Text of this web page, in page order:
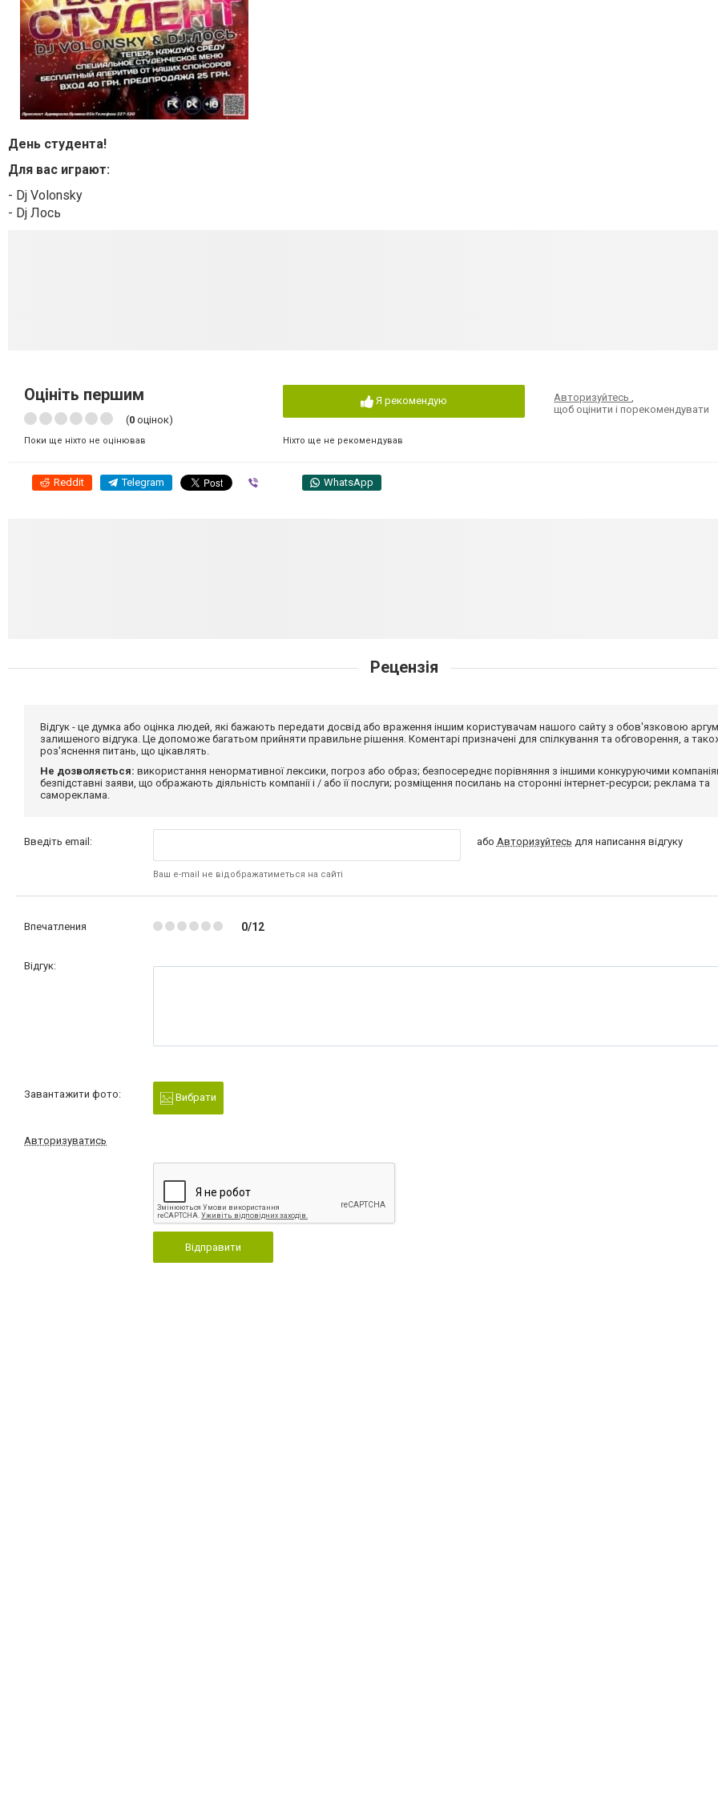
День студента!
Для вас играют:
- Dj Volonsky
- Dj Лось
Оцініть першим
(0 оцінок)
Поки ще ніхто не оцінював
Я рекомендую
Ніхто ще не рекомендував
Авторизуйтесь,
щоб оцінити і порекомендувати
Reddit Telegram WhatsApp
Рецензія
Відгук - це думка або оцінка людей, які бажають передати досвід або враження іншим користувачам нашого сайту з обов'язковою
залишеного відгука. Це допоможе багатьом прийняти правильне рішення. Коментарі призначені для спілкування та обговорення, а
роз'яснення питань, що цікавлять.
Не дозволяється: використання ненормативної лексики, погроз або образ; безпосереднє порівняння з іншими конкуруючими
безпідставні заяви, що ображають діяльність компанії і / або її послуги; розміщення посилань на сторонні інтернет-ресурси; реклама та
самореклама.
Введіть email:
Ваш e-mail не відображатиметься на сайті
або Авторизуйтесь для написання відгуку
Впечатления 0/12
Відгук:
Завантажити фото: Вибрати
Авторизуватись
Відправити